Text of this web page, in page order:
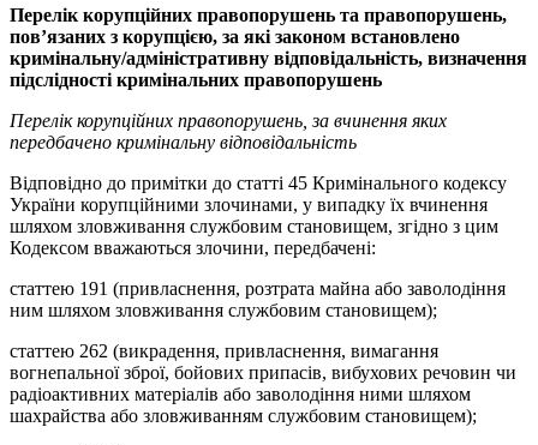
Перелік корупційних правопорушень та правопорушень,
пов’язаних з корупцією, за які законом встановлено
кримінальну/адміністративну відповідальність, визначення
підслідності кримінальних правопорушень
Перелік корупційних правопорушень, за вчинення яких
передбачено кримінальну відповідальність
Відповідно до примітки до статті 45 Кримінального кодексу
України корупційними злочинами, у випадку їх вчинення
шляхом зловживання службовим становищем, згідно з цим
Кодексом вважаються злочини, передбачені:
статтею 191 (привласнення, розтрата майна або заволодіння
ним шляхом зловживання службовим становищем);
статтею 262 (викрадення, привласнення, вимагання
вогнепальної зброї, бойових припасів, вибухових речовин чи
радіоактивних матеріалів або заволодіння ними шляхом
шахрайства або зловживанням службовим становищем);